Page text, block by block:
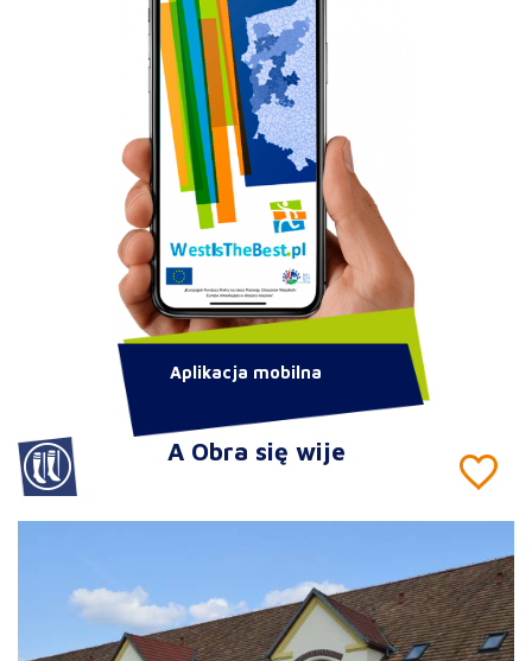
A Obra się wije
Aplikacja mobilna